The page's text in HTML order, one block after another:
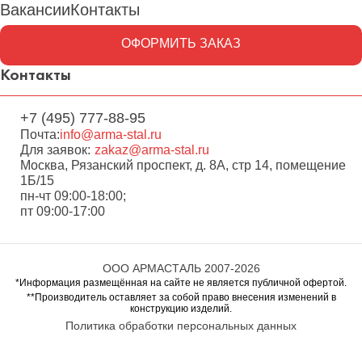
ВакансииКонтакты
ОФОРМИТЬ ЗАКАЗ
Контакты
+7 (495) 777-88-95
Почта:info@arma-stal.ru
Для заявок: zakaz@arma-stal.ru
Москва, Рязанский проспект, д. 8А, стр 14, помещение
1Б/15
пн-чт 09:00-18:00;
пт 09:00-17:00
ООО АРМАСТАЛЬ 2007-2026
*Информация размещённая на сайте не является публичной офертой.
**Производитель оставляет за собой право внесения изменений в
конструкцию изделий.
Политика обработки персональных данных